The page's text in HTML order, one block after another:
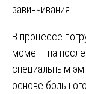
завинчивания.
В процессе
момент на
специальным
основе